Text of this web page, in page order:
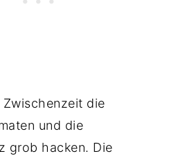
Zwischenzeit die
und die
grob hacken. Die